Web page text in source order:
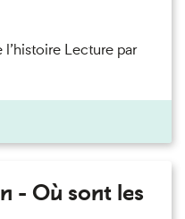
Lecture par
- Où sont les